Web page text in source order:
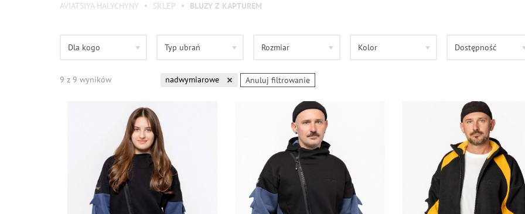
AVIATSIYA HALYCHYNY SKLEP BLUZY Z KAPTUREM
Dla kogo Typ ubrań Rozmiar Kolor Dostępność
9 z 9 wyników nadwymiarowe Anuluj filtrowanie